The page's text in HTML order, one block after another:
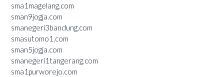
sma1magelang.com
sman9jogja.com
smanegeri3bandung.com
smasutomo1.com
sman5jogja.com
smanegeri1tangerang.com
sma1purworejo.com